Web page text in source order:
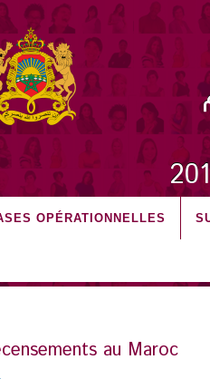
OPÉRATIONNELLES
au Maroc